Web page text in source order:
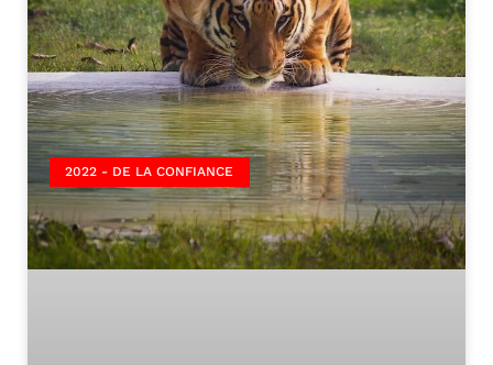
2022 - DE LA CONFIANCE